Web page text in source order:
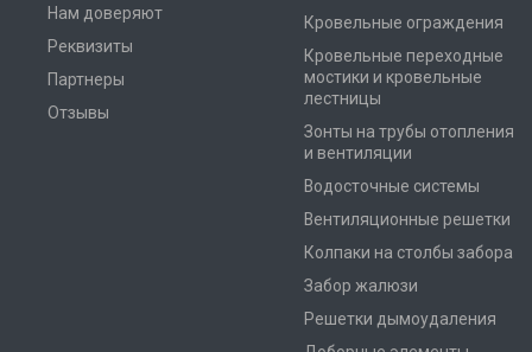
Нам доверяют
Реквизиты
Партнеры
Отзывы
Кровельные ограждения
Кровельные переходные
мостики и кровельные
лестницы
Зонты на трубы отопления
и вентиляции
Водосточные системы
Вентиляционные решетки
Колпаки на столбы забора
Забор жалюзи
Решетки дымоудаления